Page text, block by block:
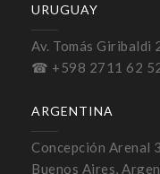
URUGUAY
Av. Tomás
☎ +598 2711 62
ARGENTINA
Concepción Arenal
Buenos Aires,